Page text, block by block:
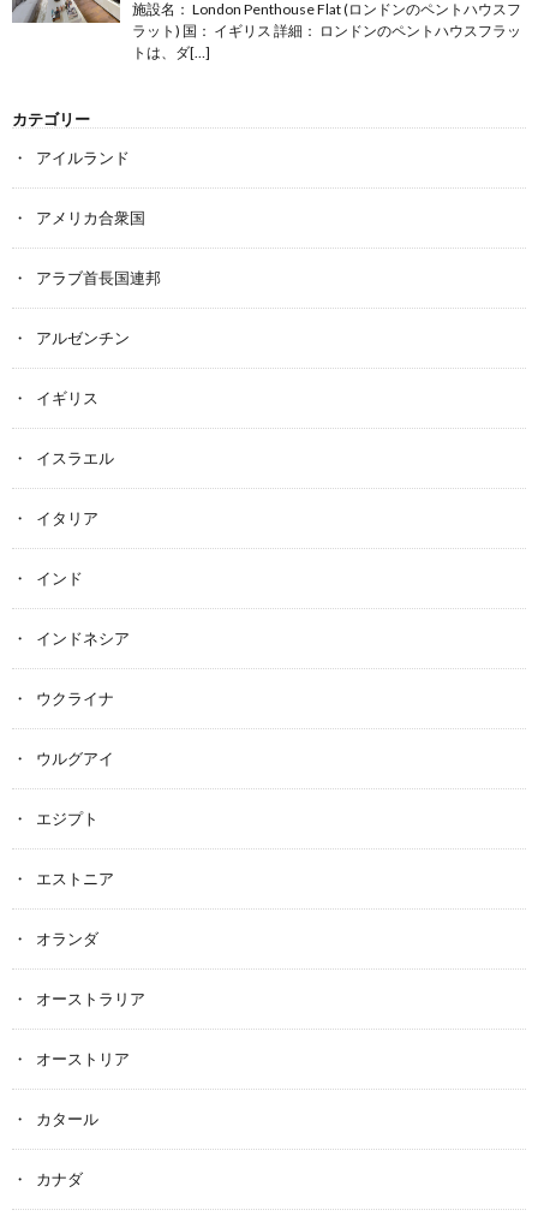
施設名： London Penthouse Flat (ロンドンのペントハウスフ
ラット) 国： イギリス 詳細： ロンドンのペントハウスフラッ
トは、ダ[…]
カテゴリー
アイルランド
アメリカ合衆国
アラブ首長国連邦
アルゼンチン
イギリス
イスラエル
イタリア
インド
インドネシア
ウクライナ
ウルグアイ
エジプト
エストニア
オランダ
オーストラリア
オーストリア
カタール
カナダ